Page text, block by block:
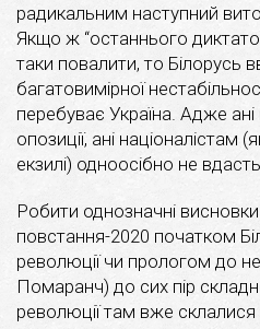
радикальним наступний
Якщо ж “останнього
таки повалити, то Білорусь
багатовимірної
перебуває Україна. Адже ані
опозиції, ані націоналістам
екзилі) одноосібно не
Робити однозначні
повстання-2020 початком
революції чи прологом до
Помаранч) до сих пір
революції там вже